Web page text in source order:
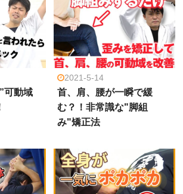
可動域
2021-5-14
首、肩、腰が一瞬で緩
む？！非常識な"脚組
み"矯正法